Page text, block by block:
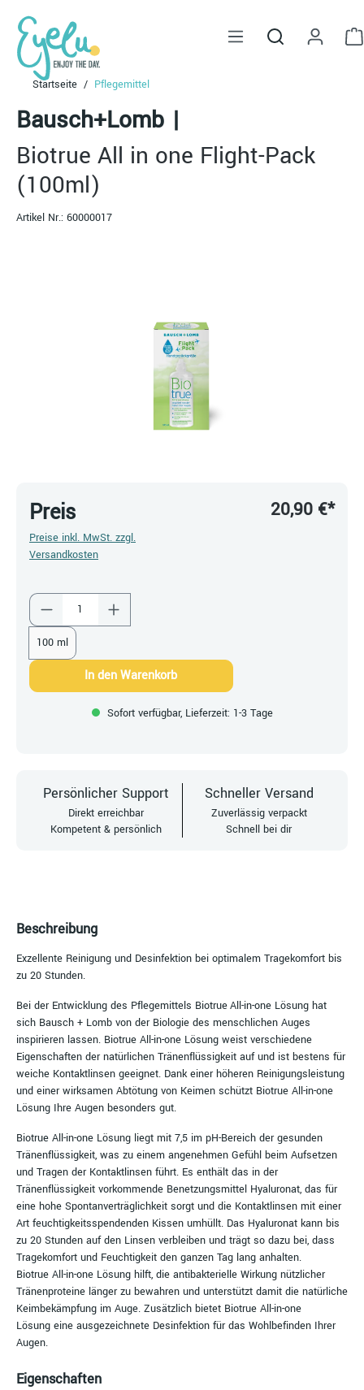
springen
Startseite Pflegemittel
Bausch+Lomb |
Biotrue All in one Flight-Pack
(100ml)
Artikel Nr.: 60000017
Preis
Preise inkl. MwSt. zzgl.
Versandkosten
20,90 €*
Produkt Anzahl: Gib den gewünschten Wert
100 ml
In den Warenkorb
Sofort verfügbar, Lieferzeit: 1-3 Tage
Persönlicher Support
Direkt erreichbar
Kompetent & persönlich
Schneller Versand
Zuverlässig verpackt
Schnell bei dir
Beschreibung
Exzellente Reinigung und Desinfektion bei optimalem Tragekomfort bis
zu 20 Stunden.
Bei der Entwicklung des Pflegemittels BiotrueAll-in-one Lösung hat
sich Bausch + Lomb von der Biologie des menschlichen Auges
inspirieren lassen. Biotrue All-in-one Lösung weist verschiedene
Eigenschaften der natürlichen Tränenflüssigkeit auf und ist bestens für
weiche Kontaktlinsen geeignet. Dank einer höheren Reinigungsleistung
und einer wirksamen Abtötung von Keimen schützt Biotrue All-in-one
Lösung Ihre Augen besonders gut.
Biotrue All-in-one Lösung liegt mit 7,5 im pH-Bereich der gesunden
Tränenflüssigkeit, was zu einem angenehmen Gefühl beim Aufsetzen
und Tragen der Kontaktlinsen führt. Es enthält das in der
Tränenflüssigkeit vorkommende Benetzungsmittel Hyaluronat, das für
eine hohe Spontanverträglichkeit sorgt und die Kontaktlinsen mit einer
Art feuchtigkeitsspendenden Kissen umhüllt. Das Hyaluronat kann bis
zu 20 Stunden auf den Linsen verbleiben und trägt so dazu bei, dass
Tragekomfort und Feuchtigkeit den ganzen Tag lang anhalten.
Biotrue All-in-one Lösung hilft, die antibakterielle Wirkung nützlicher
Tränenproteine länger zu bewahren und unterstützt damit die natürliche
Keimbekämpfung im Auge. Zusätzlich bietet Biotrue All-in-one
Lösung eine ausgezeichnete Desinfektion für das Wohlbefinden Ihrer
Augen.
Eigenschaften